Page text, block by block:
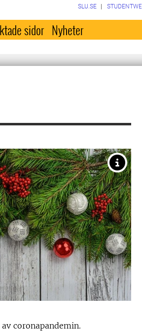
SLU.SE
sidor Nyheter
coronapandemin.